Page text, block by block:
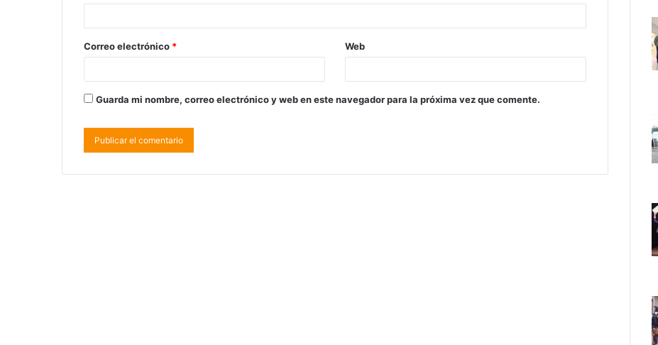
Correo electrónico * Web
Guarda mi nombre, correo electrónico y web en este navegador para la próxima vez que comente.